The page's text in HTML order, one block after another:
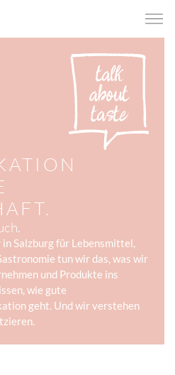
Salzburg für Lebensmittel,
tun wir das, was wir
und Produkte ins
wie gute
geht. Und wir verstehen